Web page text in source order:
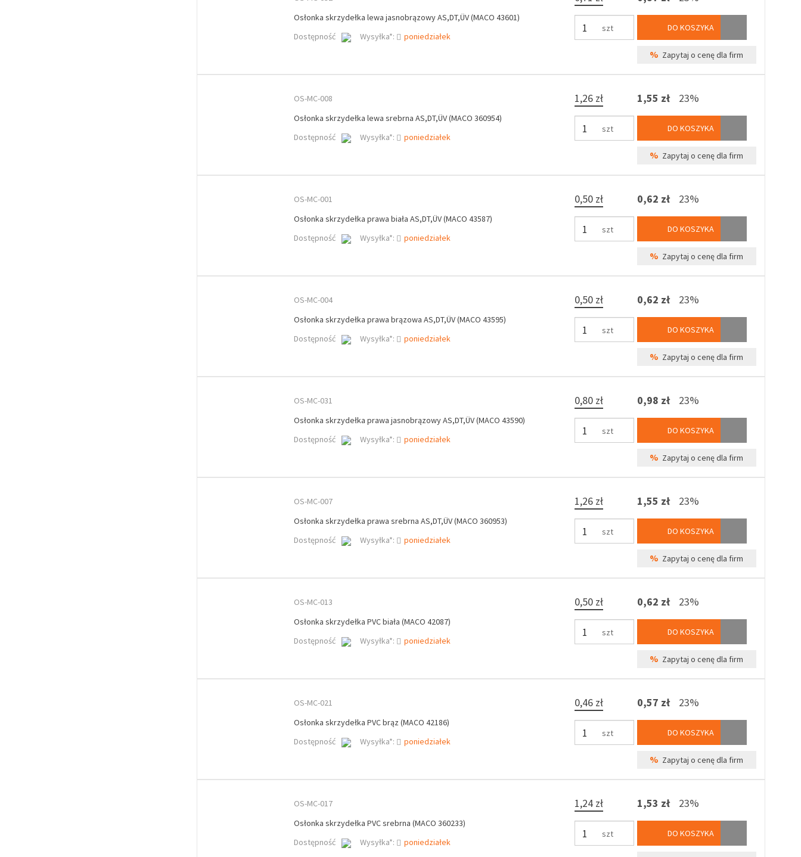
Osłonka skrzydełka lewa jasnobrązowy AS,DT,ÜV (MACO 43601)
Dostępność
Wysyłka*: poniedziałek
szt DO KOSZYKA
% Zapytaj o cenę dla firm
OS-MC-008
Osłonka skrzydełka lewa srebrna AS,DT,ÜV (MACO 360954)
Dostępność
Wysyłka*: poniedziałek
1,26 zł
szt
1,55 zł 23%
DO KOSZYKA
% Zapytaj o cenę dla firm
OS-MC-001
Osłonka skrzydełka prawa biała AS,DT,ÜV (MACO 43587)
Dostępność
Wysyłka*: poniedziałek
0,50 zł
szt
0,62 zł 23%
DO KOSZYKA
% Zapytaj o cenę dla firm
OS-MC-004
Osłonka skrzydełka prawa brązowa AS,DT,ÜV (MACO 43595)
Dostępność
Wysyłka*: poniedziałek
0,50 zł
szt
0,62 zł 23%
DO KOSZYKA
% Zapytaj o cenę dla firm
OS-MC-031
Osłonka skrzydełka prawa jasnobrązowy AS,DT,ÜV (MACO 43590)
Dostępność
Wysyłka*: poniedziałek
0,80 zł
szt
0,98 zł 23%
DO KOSZYKA
% Zapytaj o cenę dla firm
OS-MC-007
Osłonka skrzydełka prawa srebrna AS,DT,ÜV (MACO 360953)
Dostępność
Wysyłka*: poniedziałek
1,26 zł
szt
1,55 zł 23%
DO KOSZYKA
% Zapytaj o cenę dla firm
OS-MC-013
Osłonka skrzydełka PVC biała (MACO 42087)
Dostępność
Wysyłka*: poniedziałek
0,50 zł
szt
0,62 zł 23%
DO KOSZYKA
% Zapytaj o cenę dla firm
OS-MC-021
Osłonka skrzydełka PVC brąz (MACO 42186)
Dostępność
Wysyłka*: poniedziałek
0,46 zł
szt
0,57 zł 23%
DO KOSZYKA
% Zapytaj o cenę dla firm
OS-MC-017
Osłonka skrzydełka PVC srebrna (MACO 360233)
Dostępność
Wysyłka*: poniedziałek
1,24 zł
szt
1,53 zł 23%
DO KOSZYKA